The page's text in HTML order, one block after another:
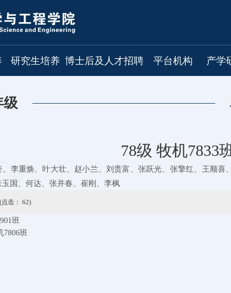
研究生培养 博士后及人才招聘 平台机构 产学
级
78级 牧机7833
、李重焕、叶大壮、赵小兰、刘贵富、张跃光、张擎红、王顺
国、何达、张并春、崔刚、李枫
击： 62)
班
7806班